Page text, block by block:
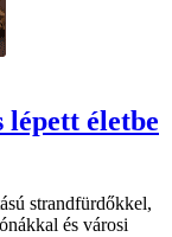
lépett életbe
strandfürdőkkel,
és városi